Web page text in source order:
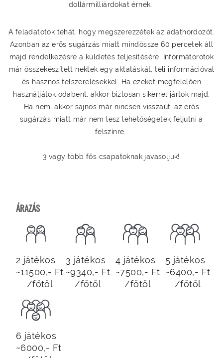
dollármilliárdokat érnek.
A feladatotok tehát, hogy megszerezzétek az adathordozót.
Azonban az erős sugárzás miatt mindössze 60 percetek áll
majd rendelkezésre a küldetés teljesítésére. Informátorotok
már összekészített nektek egy aktatáskát, teli információval
és hasznos felszerelésekkel. Ha ezeket megfelelően
használjátok odabent, akkor biztosan sikerrel jártok majd.
Ha nem, akkor sajnos már nincsen visszaút, az erős
sugárzás miatt már nem lesz lehetőségetek feljutni a
felszínre.
3 vagy több fős csapatoknak javasoljuk!
ÁRAZÁS
2 játékos
~11500,- Ft
/főtől
3 játékos
~9340,- Ft
/főtől
4 játékos
~7500,- Ft
/főtől
5 játékos
~6400,- Ft
/főtől
6 játékos
~6000,- Ft